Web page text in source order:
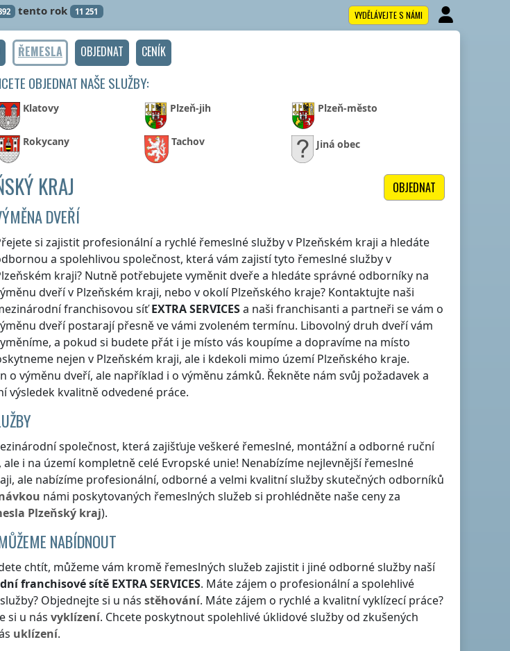
tento rok 11 251 VYDĚLÁVEJTE S NÁMI
ŘEMESLA OBJEDNAT CENÍK
OBJEDNAT NAŠE SLUŽBY:
Klatovy Plzeň-jih Plzeň-město
Rokycany Tachov Jiná obec
OBJEDNAT
KRAJ
DVEŘÍ
si zajistit profesionální a rychlé řemeslné službyv Plzeňském kraji a hledáte
a spolehlivou společnost, která vám zajistí tyto řemeslné službyv
kraji? Nutně potřebujete vyměnit dveře a hledáte správné odborníky na
dveřív Plzeňském kraji, nebo v okolíPlzeňského kraje? Kontaktujte naši
franchisovou síťEXTRA SERVICESa naši franchisanti a partneři se vám o
dveří postarají přesně ve vámi zvoleném termínu. Libovolný druh dveří vám
a pokud si budete přát i je místo vás koupíme a dopravíme na místo
nejen v Plzeňském kraji, ale i kdekoli mimo území Plzeňského kraje.
o výměnu dveří, ale například i o výměnu zámků. Řekněte nám svůj požadavek a
výsledek kvalitně odvedené práce.
společnost, která zajišťuje veškeré řemeslné, montážní a odborné ruční
, ale i na území kompletně celé Evropské unie! Nenabízíme nejlevnější řemeslné
, ale nabízíme profesionální, odborné a velmi kvalitní služby skutečných odborníků
námi poskytovaných řemeslných služeb si prohlédněte naše ceny za
Plzeňský kraj).
NABÍDNOUT
chtít, můžeme vám kromě řemeslných služeb zajistit i jiné odborné služby naší
franchisové sítě EXTRA SERVICES. Máte zájem o profesionální a spolehlivé
Objednejte si u nás stěhování. Máte zájem o rychlé a kvalitní vyklízecí práce?
si u nás vyklízení. Chcete poskytnout spolehlivé úklidové služby od zkušených
uklízení.